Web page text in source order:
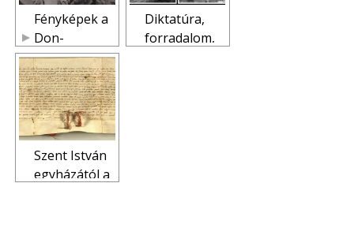
Fényképek a
Don-
kanyarból
Diktatúra,
forradalom,
Szent István
egyházától a